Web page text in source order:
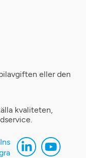
eller den
kvaliteten,